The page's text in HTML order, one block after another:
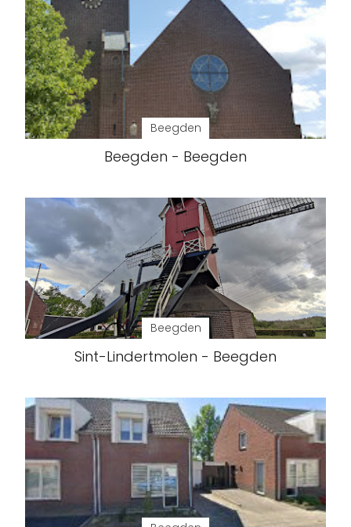
Beegden
Beegden - Beegden
Beegden
Sint-Lindertmolen - Beegden